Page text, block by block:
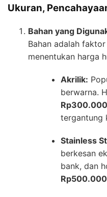
Ukuran,
Bahan yang
Bahan adalah
menentukan harga
Akrilik:
berwarna.
tergantung
Stainless
berkesan
bank, dan